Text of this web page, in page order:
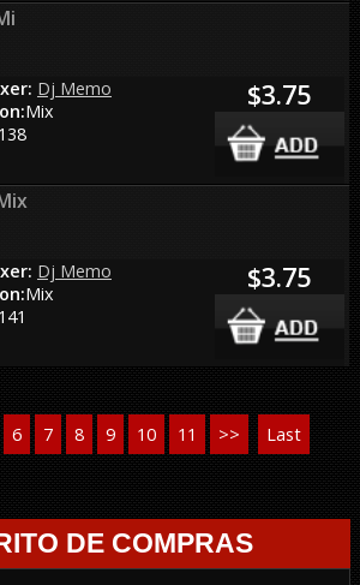
Dj Memo
Mix
138
$3.75
Dj Memo
Mix
141
$3.75
6 7 8 9 10 11 >> Last
DE COMPRAS